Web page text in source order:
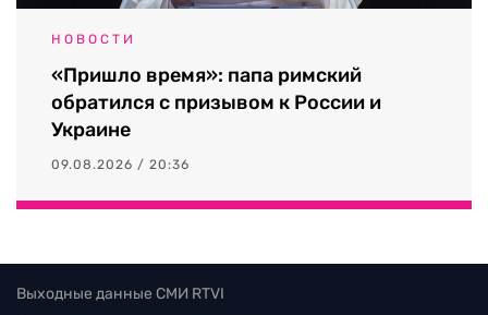
НОВОСТИ
«Пришло время»: папа римский
обратился с призывом к России и
Украине
09.08.2026 / 20:36
Выходные данные СМИ RTVI